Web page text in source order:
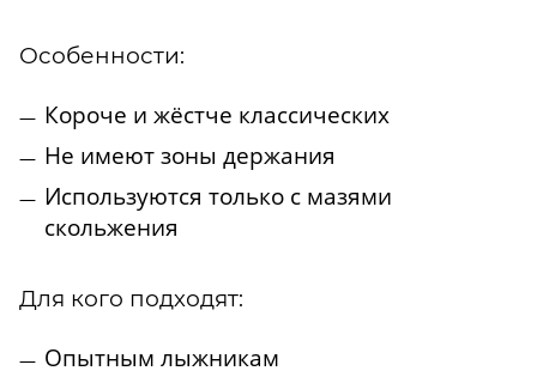
Особенности:
Короче и жёстче классических
Не имеют зоны держания
Используются только с мазями
скольжения
Для кого подходят:
Опытным лыжникам